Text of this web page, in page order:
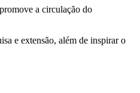
a circulação do
e extensão, além de inspirar o